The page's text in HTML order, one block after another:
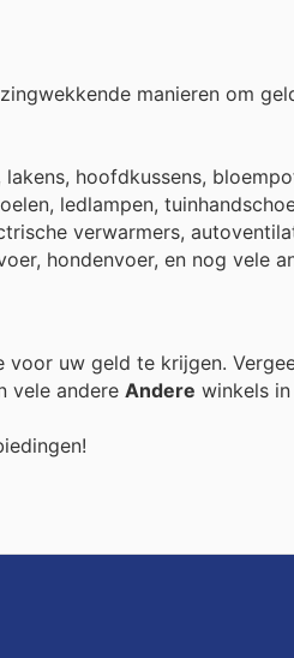
manieren om
hoofdkussens,
ledlampen,
verwarmers,
hondenvoer, en nog vele
uw geld te krijgen.
vele andere Andere winkels